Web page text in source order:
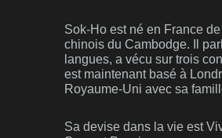
Sok-Ho est né en France
chinois du Cambodge. Il
langues, a vécu sur trois
est maintenant basé à
Royaume-Uni avec sa
Sa devise dans la vie est